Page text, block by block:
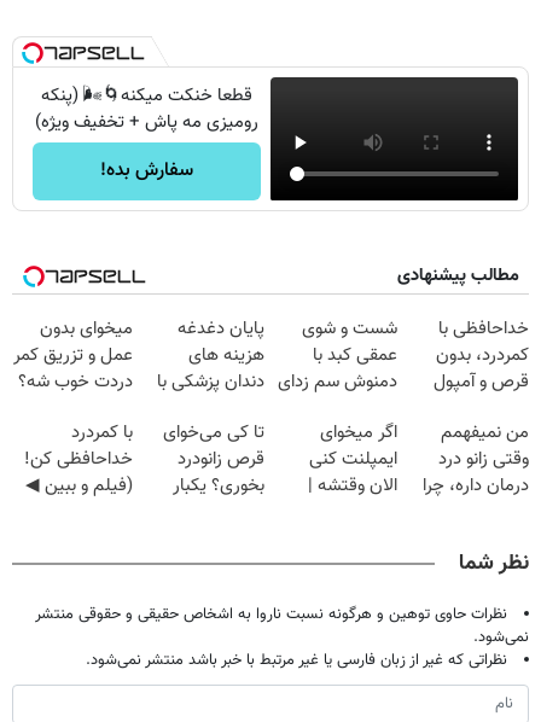
قطعا خنکت میکنه🌀🌬️ (پنکه
رومیزی مه پاش + تخفیف ویژه)
سفارش بده!
مطالب پیشنهادی
خداحافظی با
کمردرد، بدون
قرص و آمپول
شست و شوی
عمقی کبد با
دمنوش سم زدای
پایان دغدغه
هزینه های
دندان پزشکی با
خانگی
میخوای بدون
عمل و تزریق کمر
دردت خوب شه؟
پرکن
من نمیفهمم
وقتی زانو درد
درمان داره، چرا
اگر میخوای
ایمپلنت کنی
الان وقتشه |
تا کی می‌خوای
قرص زانودرد
بخوری؟ یکبار
با کمردرد
خداحافظی کن!
(فیلم و ببین ◀
نظر شما
نظرات حاوی توهین و هرگونه نسبت ناروا به اشخاص حقیقی و حقوقی منتشر
نمی‌شود.
نظراتی که غیر از زبان فارسی یا غیر مرتبط با خبر باشد منتشر نمی‌شود.